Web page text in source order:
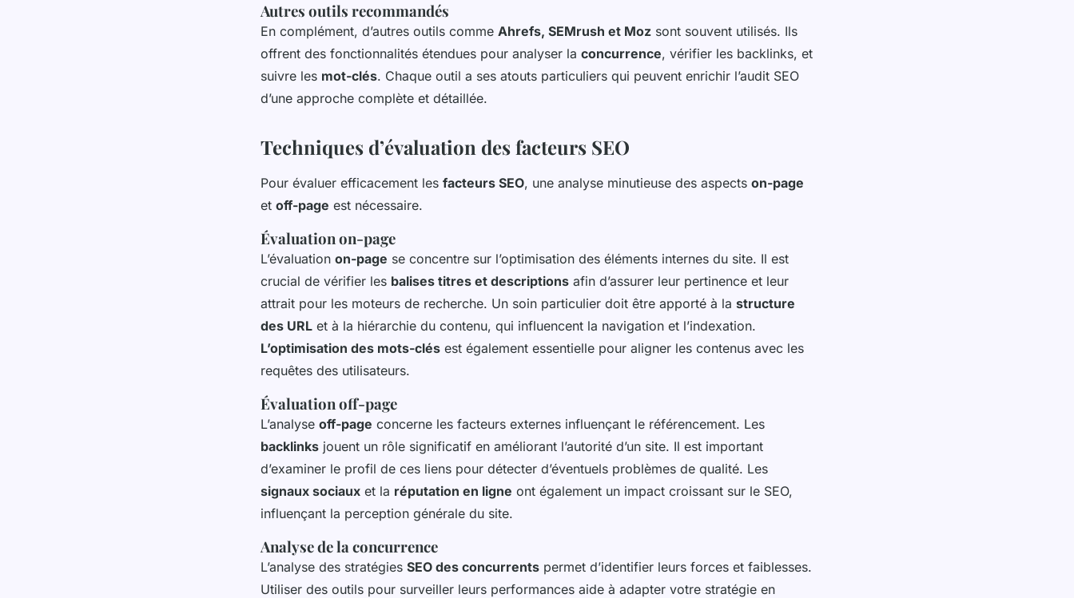
Autres outils recommandés
En complément, d’autres outils comme Ahrefs, SEMrush et Moz sont souvent utilisés. Ils
offrent des fonctionnalités étendues pour analyser la concurrence, vérifier les backlinks, et
suivre les mot-clés. Chaque outil a ses atouts particuliers qui peuvent enrichir l’audit SEO
d’une approche complète et détaillée.
Techniques d’évaluation des facteurs SEO
Pour évaluer efficacement les facteurs SEO, une analyse minutieuse des aspects on-page
et off-page est nécessaire.
Évaluation on-page
L’évaluation on-page se concentre sur l’optimisation des éléments internes du site. Il est
crucial de vérifier les balises titres et descriptions afin d’assurer leur pertinence et leur
attrait pour les moteurs de recherche. Un soin particulier doit être apporté à la structure
des URL et à la hiérarchie du contenu, qui influencent la navigation et l’indexation.
L’optimisation des mots-clés est également essentielle pour aligner les contenus avec les
requêtes des utilisateurs.
Évaluation off-page
L’analyse off-page concerne les facteurs externes influençant le référencement. Les
backlinks jouent un rôle significatif en améliorant l’autorité d’un site. Il est important
d’examiner le profil de ces liens pour détecter d’éventuels problèmes de qualité. Les
signaux sociaux et la réputation en ligne ont également un impact croissant sur le SEO,
influençant la perception générale du site.
Analyse de la concurrence
L’analyse des stratégies SEO des concurrents permet d’identifier leurs forces et faiblesses.
Utiliser des outils pour surveiller leurs performances aide à adapter votre stratégie en